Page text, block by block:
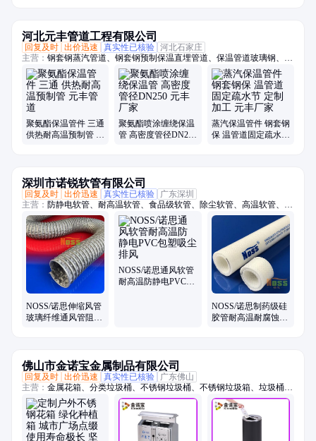
河北元丰管道工程有限公司
回复及时 出价迅速 真实性已核验 河北石家庄
主营： 钢套钢蒸汽管道、钢套钢预制保温直埋管道、保温管道玻璃钢、蒸
汽管道钢套钢、聚氨酯保温管、钢套钢蒸汽管、喷涂缠绕保温管、镀锌铁
皮架空保温管、聚氨酯保温管件、蒸汽保温管件、预制蒸汽架空保温管、
钢套钢耐高温保温管、保温管直埋钢套钢、钢套钢地埋管、钢套钢外滑动
钢管、钢套钢保温弯头、蒸汽保温管架空、耐高温高压蒸汽管、钢套钢高
温蒸汽保温管、套钢蒸汽保温钢管、高压耐高温蒸汽管、蒸汽架空保温
管、集中供热蒸汽保温管、高温蒸汽保温管
聚氨酯保温管件 三通
供热耐高温预制管 元
聚氨酯喷涂缠绕保温
管 高密度管径DN250
蒸汽保温管件 钢套钢
保 温管道固定疏水节
深圳市诺锐软管有限公司
回复及时 出价迅速 真实性已核验
广东深圳
主营： 防静电软管、耐高温软管、食品级软管、除尘软管、高温软管、吸
尘软管、pu钢丝软管、无塑化剂软管、食品级钢丝软管、阻燃防静电软
管、通风软管、通风管、高温风管、伸缩风管、耐腐蚀风管、耐高温除尘
管、除尘管、阻燃除尘管、吸尘管、耐热风管、PTFE风管、铁氟龙风
管、洁净风管、防火风管、耐高温风管
NOSS/诺思伸缩风管
玻璃纤维通风管阻燃
NOSS/诺思通风软管
耐高温防静电PVC包
NOSS/诺思制药级硅
胶管耐高温耐腐蚀酸
佛山市金诺宝金属制品有限公司
回复及时 出价迅速 真实性已核验
广东佛山
主营： 金属花箱、分类垃圾桶、不锈钢垃圾桶、不锈钢垃圾箱、垃圾桶、
垃圾箱、户外垃圾桶、户外垃圾箱、市政垃圾桶、果皮箱、不锈钢户外垃
圾桶、不锈钢户外垃圾箱、花箱、不锈钢花箱、花箱定制、花箱批发、双
分类垃圾桶、四分类垃圾箱、304不锈钢花箱、304不锈钢垃圾桶、304花
箱、不锈钢花坛、不锈钢花槽、不锈钢花钵、不锈钢花盆